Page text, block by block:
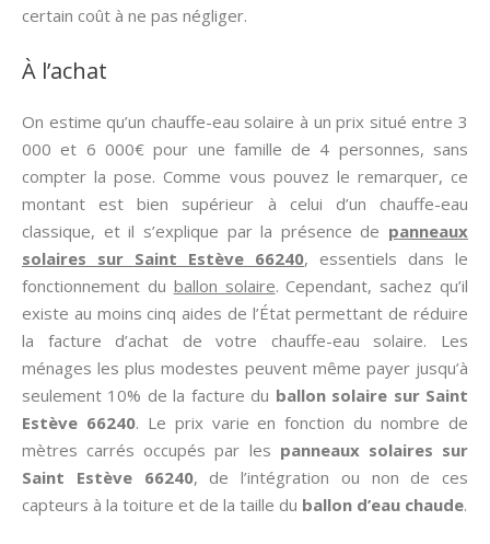
certain coût à ne pas négliger.
À l’achat
On estime qu’un chauffe-eau solaire à un prix situé entre 3
000 et 6 000€ pour une famille de 4 personnes, sans
compter la pose. Comme vous pouvez le remarquer, ce
montant est bien supérieur à celui d’un chauffe-eau
classique, et il s’explique par la présence de panneaux
solaires sur Saint Estève 66240, essentiels dans le
fonctionnement du ballon solaire. Cependant, sachez qu’il
existe au moins cinq aides de l’État permettant de réduire
la facture d’achat de votre chauffe-eau solaire. Les
ménages les plus modestes peuvent même payer jusqu’à
seulement 10% de la facture du ballon solaire sur Saint
Estève 66240. Le prix varie en fonction du nombre de
mètres carrés occupés par les panneaux solaires sur
Saint Estève 66240, de l’intégration ou non de ces
capteurs à la toiture et de la taille du ballon d’eau chaude.